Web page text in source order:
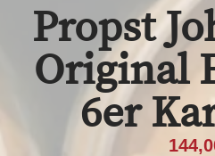
Propst
Original
6er